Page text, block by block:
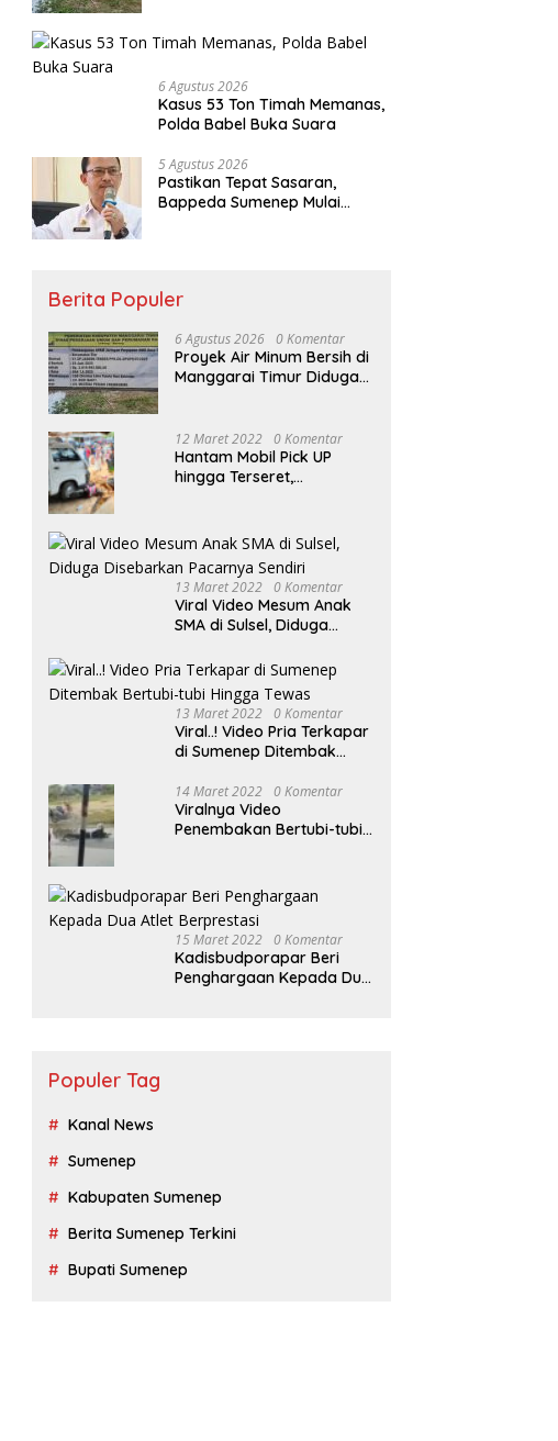
6 Agustus 2026
Kasus 53 Ton Timah Memanas,
Polda Babel Buka Suara
5 Agustus 2026
Pastikan Tepat Sasaran,
Bappeda Sumenep Mulai
Berita Populer
6 Agustus 2026 0 Komentar
Proyek Air Minum Bersih di
Manggarai Timur Diduga
12 Maret 2022 0 Komentar
Hantam Mobil Pick UP
hingga Terseret,
Sumenep
13 Maret 2022 0 Komentar
Viral Video Mesum Anak
SMA di Sulsel, Diduga
Sendiri
13 Maret 2022 0 Komentar
Viral..! Video Pria Terkapar
di Sumenep Ditembak
14 Maret 2022 0 Komentar
Viralnya Video
Penembakan Bertubi-tubi
15 Maret 2022 0 Komentar
Kadisbudporapar Beri
Penghargaan Kepada Dua
Populer Tag
Kanal News
Sumenep
Kabupaten Sumenep
Berita Sumenep Terkini
Bupati Sumenep